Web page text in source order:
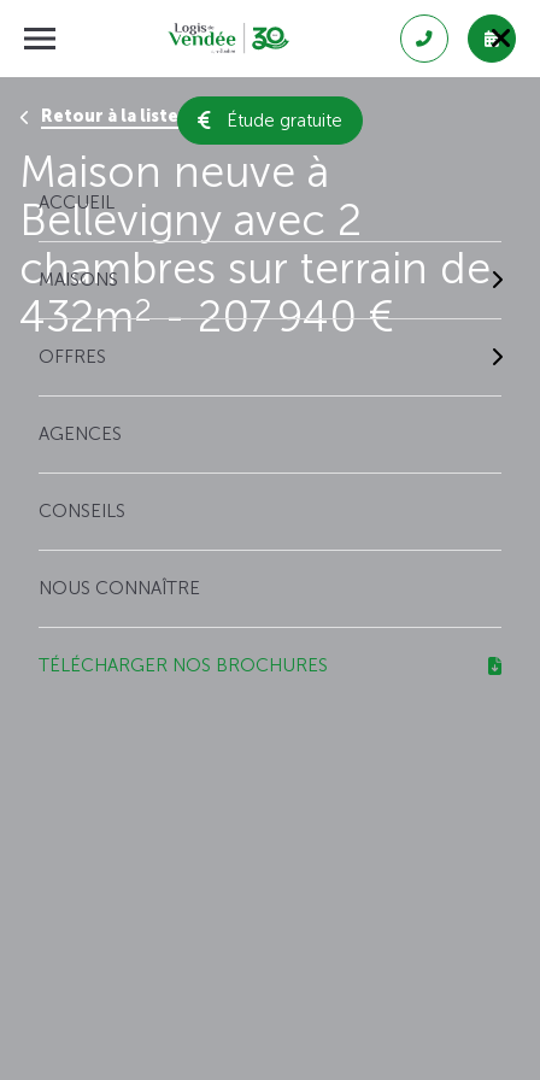
Étude gratuite
ACCUEIL
MAISONS
OFFRES
AGENCES
CONSEILS
NOUS CONNAÎTRE
TÉLÉCHARGER NOS BROCHURES
Retour à la liste des résultats
Maison neuve à
Bellevigny avec 2
chambres sur terrain de
432m2- 207 940 €